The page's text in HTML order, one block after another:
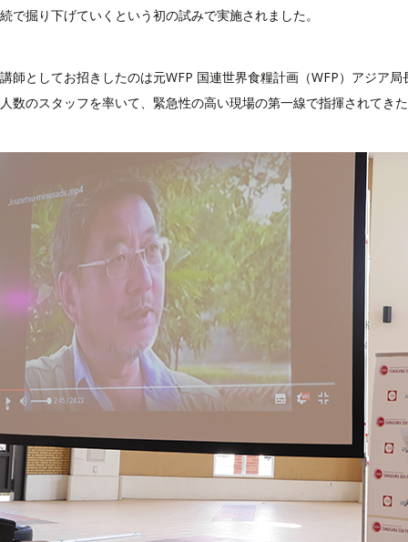
続で掘り下げていくという初の試みで実施されました。
講師としてお招きしたのは元WFP 国連世界食糧計画（WFP）アジア
人数のスタッフを率いて、緊急性の高い現場の第一線で指揮されてき